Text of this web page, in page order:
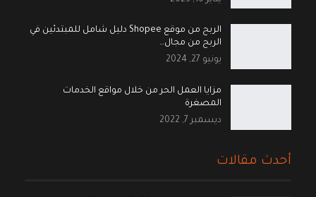
الربح من موقع Shopee دليل شامل للمبتدئين في
الربح من مجال…
يونيو 27, 2024
مزايا العمل الحر من خلال مواقع الخدمات
المصغرة
ديسمبر 7, 2022
أحدث مقالات